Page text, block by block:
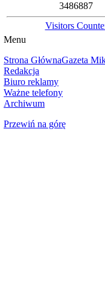
3486887
Visitors
Menu
Strona GłównaGazeta
Redakcja
Biuro reklamy
Ważne telefony
Archiwum
Przewiń na górę